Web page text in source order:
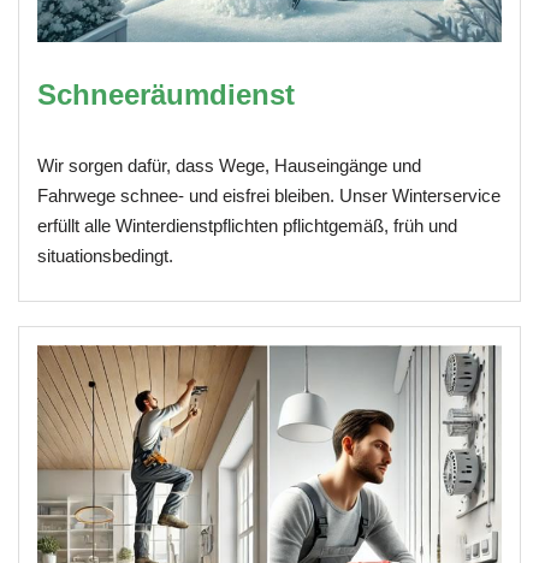
Schneeräumdienst
Wir sorgen dafür, dass Wege, Hauseingänge und
Fahrwege schnee- und eisfrei bleiben. Unser Winterservice
erfüllt alle Winterdienstpflichten pflichtgemäß, früh und
situationsbedingt.